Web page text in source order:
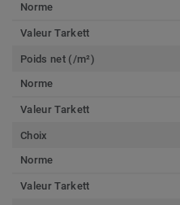
Norme
Valeur Tarkett
Poids net (/m²)
Norme
Valeur Tarkett
Choix
Norme
Valeur Tarkett